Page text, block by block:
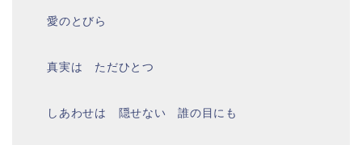
愛のとびら
真実は ただひとつ
しあわせは 隠せない 誰の目にも